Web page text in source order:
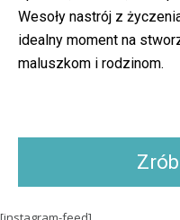
Wesoły nastrój z
idealny moment na
maluszkom i rodzinom.